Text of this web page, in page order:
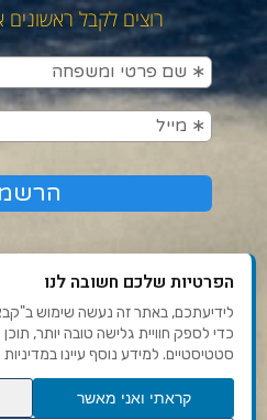
רוצים לקבל ראשונים
תנאי שימוש
פנו
הפרטיות שלכם חשובה לנו
כדי לספק חוויית גלישה טובה יותר,
סטטיסטיים. למידע נוסף עיינו
קראתי ואני מאשר